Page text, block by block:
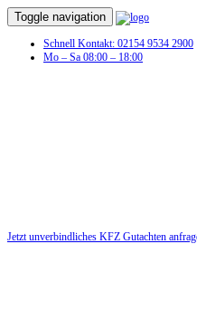
Toggle navigation
Schnell Kontakt: 02154 9534 2900
Mo – Sa 08:00 – 18:00
Jetzt unverbindliches KFZ Gutachten